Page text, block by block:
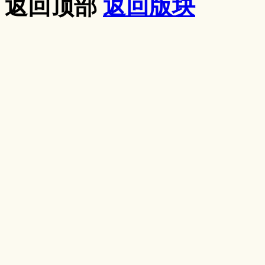
返回顶部 返回版块